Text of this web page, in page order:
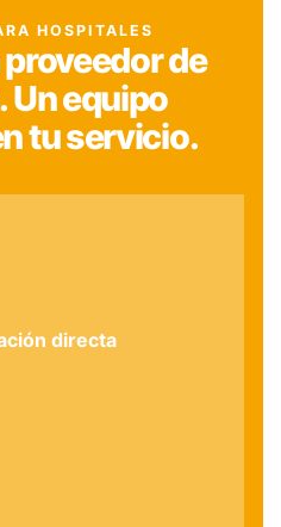
HOSPITALES
de
Un equipo
tu servicio.
directa